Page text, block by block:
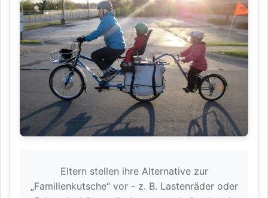
Eltern stellen ihre Alternative zur
„Familienkutsche“ vor - z. B. Lastenräder oder